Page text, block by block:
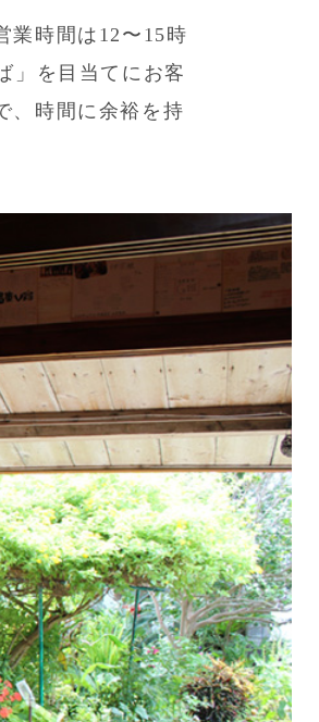
業時間は12〜15時
」を目当てにお客
、時間に余裕を持